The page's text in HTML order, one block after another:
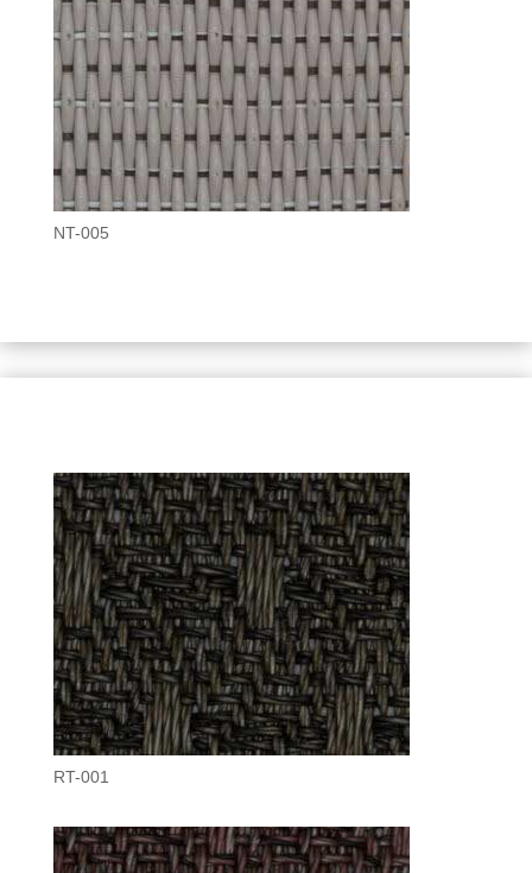
NT-005
RT-001